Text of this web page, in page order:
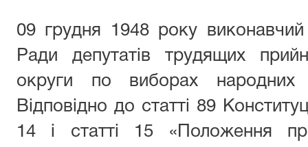
09 грудня 1948 року виконавчий
Ради депутатів трудящих
округи по виборах народних
Відповідно до статті 89
14 і статті 15 «Положення